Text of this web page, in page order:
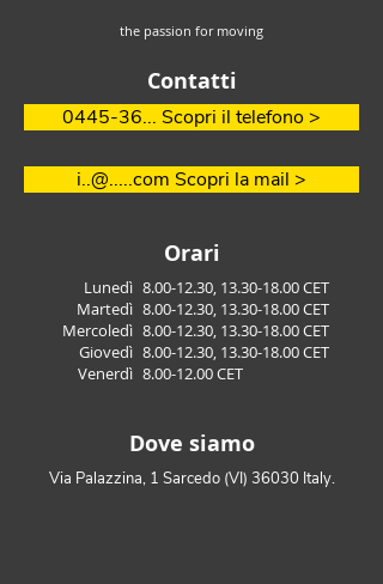
the passion for moving
Contatti
0445-36... Scopri il telefono >
i..@.....com Scopri la mail >
Orari
Lunedì
Martedì
Mercoledì
Giovedì
Venerdì
8.00-12.30, 13.30-18.00CET
8.00-12.30, 13.30-18.00CET
8.00-12.30, 13.30-18.00CET
8.00-12.30, 13.30-18.00CET
8.00-12.00CET
Dove siamo
Via Palazzina, 1 Sarcedo (VI) 36030 Italy.